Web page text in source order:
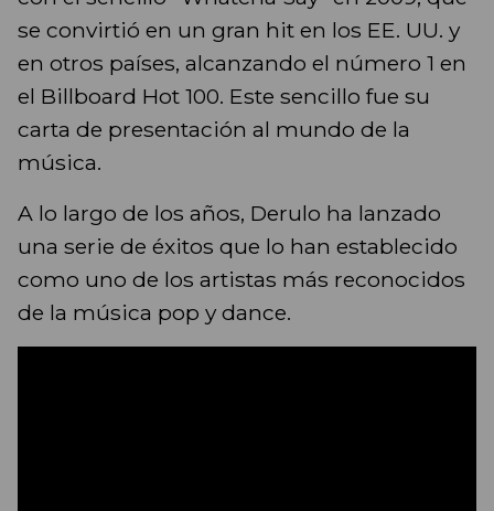
se convirtió en un gran hit en los EE. UU. y
en otros países, alcanzando el número 1 en
el Billboard Hot 100. Este sencillo fue su
carta de presentación al mundo de la
música.
A lo largo de los años, Derulo ha lanzado
una serie de éxitos que lo han establecido
como uno de los artistas más reconocidos
de la música pop y dance.